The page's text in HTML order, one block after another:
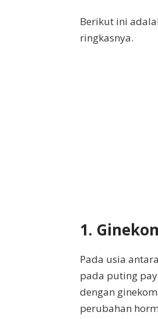
Berikut ini
ringkasnya.
1.
Pada usia
pada puting
dengan
perubahan